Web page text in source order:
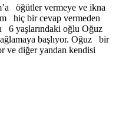
öğütler vermeye ve ikna
hiç bir cevap vermeden
6 yaşlarındaki oğlu Oğuz
başlıyor. Oğuz bir
ve diğer yandan kendisi